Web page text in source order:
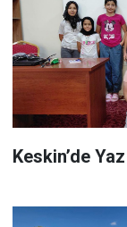
Keskin’de